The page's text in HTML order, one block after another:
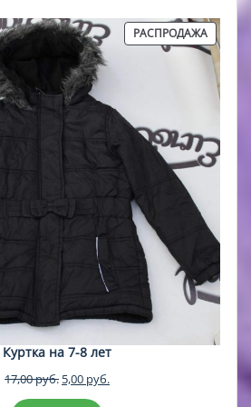
РАСПРОДАЖА
ТОВАР
Куртка на 7-8 лет
17,00руб. Первоначальная
5,00 руб.